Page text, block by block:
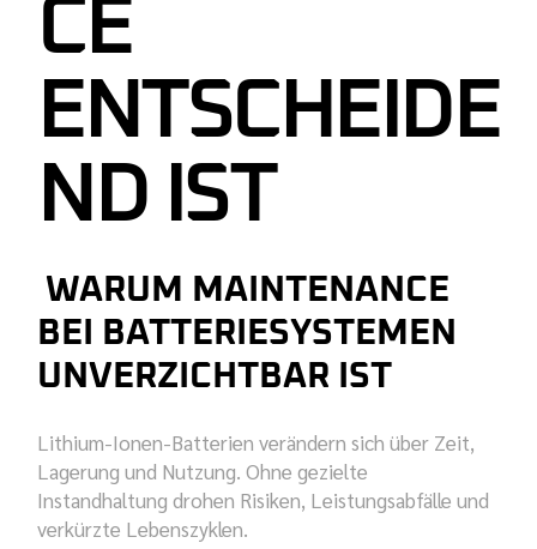
CE
ENTSCHEIDE
ND IST
WARUM
MAINTENANCE
BEI BATTERIESYSTEMEN
UNVERZICHTBAR IST
Lithium-Ionen-Batterien verändern sich über Zeit,
Lagerung und Nutzung. Ohne gezielte
Instandhaltung drohen Risiken, Leistungsabfälle und
verkürzte Lebenszyklen.